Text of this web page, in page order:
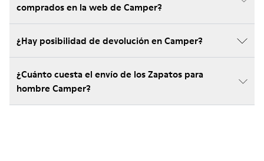
comprados en la web de Camper?
¿Hay posibilidad de devolución en Camper?
¿Cuánto cuesta el envío de los Zapatos para
hombre Camper?